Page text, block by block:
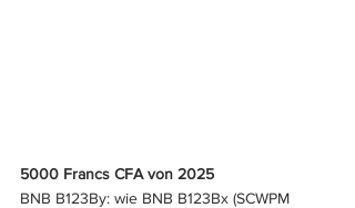
5000 Francs CFA von 2025
BNB B123By: wie BNB B123Bx (SCWPM